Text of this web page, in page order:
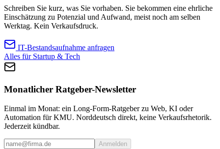
Schreiben Sie kurz, was Sie vorhaben. Sie bekommen eine ehrliche
Einschätzung zu Potenzial und Aufwand, meist noch am selben
Werktag. Kein Verkaufsdruck.
IT-Bestandsaufnahme anfragen
Alles für Startup & Tech
Monatlicher Ratgeber-Newsletter
Einmal im Monat: ein Long-Form-Ratgeber zu Web, KI oder
Automation für KMU. Norddeutsch direkt, keine Verkaufsrhetorik.
Jederzeit kündbar.
Anmelden